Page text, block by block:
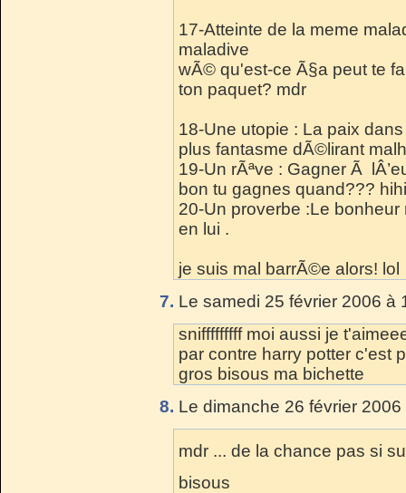
17-Atteinte de la meme
maladive
wÃ© qu'est-ce Ã§a peut te
ton paquet? mdr
18-Une utopie : La paix
plus fantasme dÃ©lirant
19-Un rÃªve : Gagner Ã
bon tu gagnes quand???
20-Un proverbe :Le
en lui .
je suis mal barrÃ©e alors! lol
7. Le samedi 25 février 2006 à
snifffffffff moi aussi je
par contre harry potter c'est
gros bisous ma bichette
8. Le dimanche 26 février
mdr ... de la chance pas si
bisous